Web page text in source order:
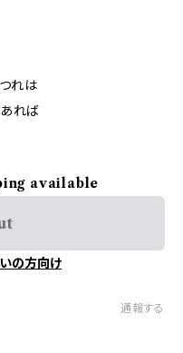
れは
れば
available
の方向け
通報する